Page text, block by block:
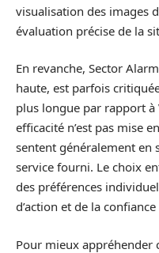
visualisation des images
évaluation précise de la
En revanche, Sector
haute, est parfois
plus longue par rapport à
efficacité n’est pas mise
sentent généralement en
service fourni. Le choix
des préférences
d’action et de la
Pour mieux appréhender